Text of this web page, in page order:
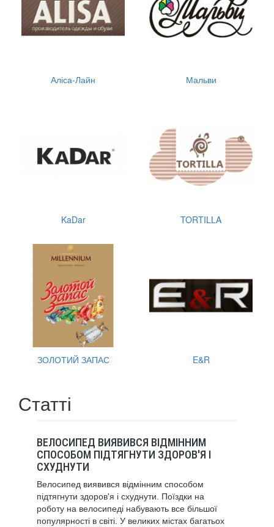
Аліса-Лайн Мальви
KaDar TORTILLA
ЗОЛОТИЙ ЗАПАС E&R
Статті
ВЕЛОСИПЕД ВИЯВИВСЯ ВІДМІННИМ
СПОСОБОМ ПІДТЯГНУТИ ЗДОРОВ'Я І
СХУДНУТИ
Велосипед виявився відмінним способом
підтягнути здоров'я і схуднути. Поїздки на
роботу на велосипеді набувають все більшої
популярності в світі. У великих містах багатьох